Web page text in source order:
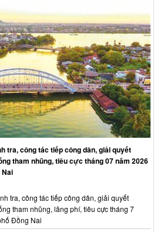
tra, công tác tiếp công dân, giải quyết
tham nhũng, tiêu cực tháng 07 năm 2026
tra, công tác tiếp công dân, giải quyết
tham nhũng, lãng phí, tiêu cực tháng 7
Đồng Nai